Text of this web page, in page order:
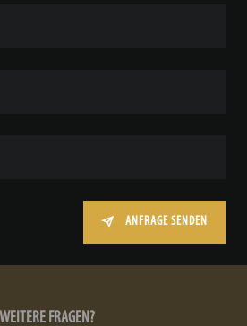
ANFRAGE SENDEN
WEITERE FRAGEN?